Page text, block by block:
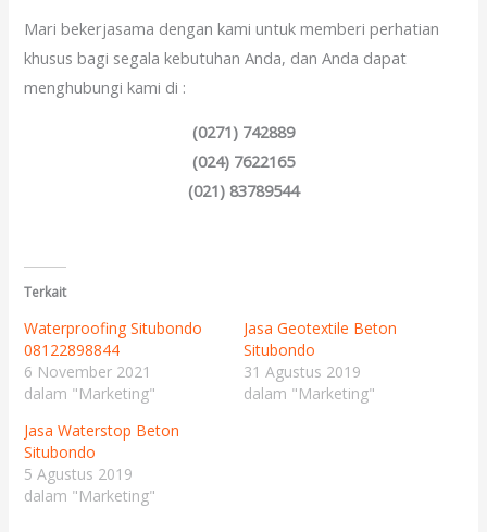
Mari bekerjasama dengan kami untuk memberi perhatian
khusus bagi segala kebutuhan Anda, dan Anda dapat
menghubungi kami di :
(0271) 742889
(024) 7622165
(021) 83789544
Terkait
Waterproofing Situbondo
08122898844
6 November 2021
dalam "Marketing"
Jasa Geotextile Beton
Situbondo
31 Agustus 2019
dalam "Marketing"
Jasa Waterstop Beton
Situbondo
5 Agustus 2019
dalam "Marketing"